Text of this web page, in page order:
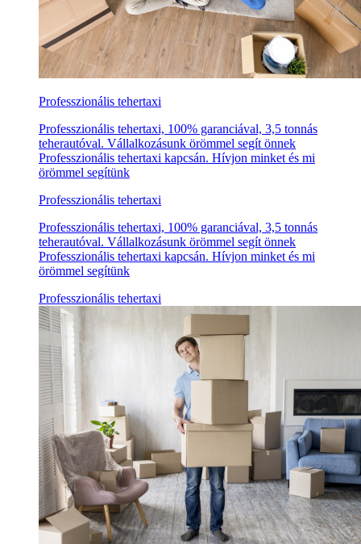
Professzionális tehertaxi
Professzionális tehertaxi, 100% garanciával, 3,5 tonnás
teherautóval. Vállalkozásunk örömmel segít önnek
Professzionális tehertaxi kapcsán. Hívjon minket és mi
örömmel segítünk
Professzionális tehertaxi
Professzionális tehertaxi, 100% garanciával, 3,5 tonnás
teherautóval. Vállalkozásunk örömmel segít önnek
Professzionális tehertaxi kapcsán. Hívjon minket és mi
örömmel segítünk
Professzionális tehertaxi